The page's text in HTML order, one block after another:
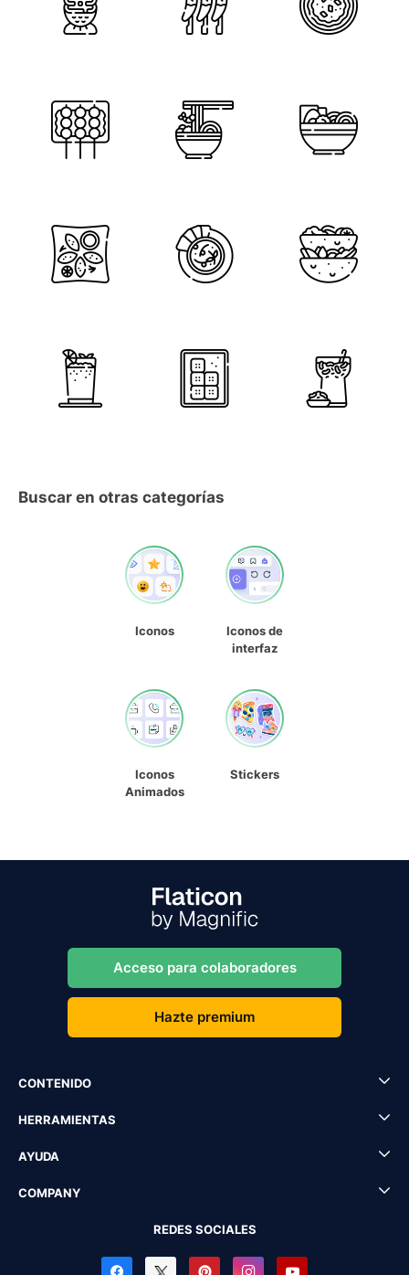
Buscar en otras categorías
Iconos
Iconos de
interfaz
Iconos
Animados
Stickers
Acceso para colaboradores
Hazte premium
CONTENIDO
HERRAMIENTAS
AYUDA
COMPANY
REDES SOCIALES